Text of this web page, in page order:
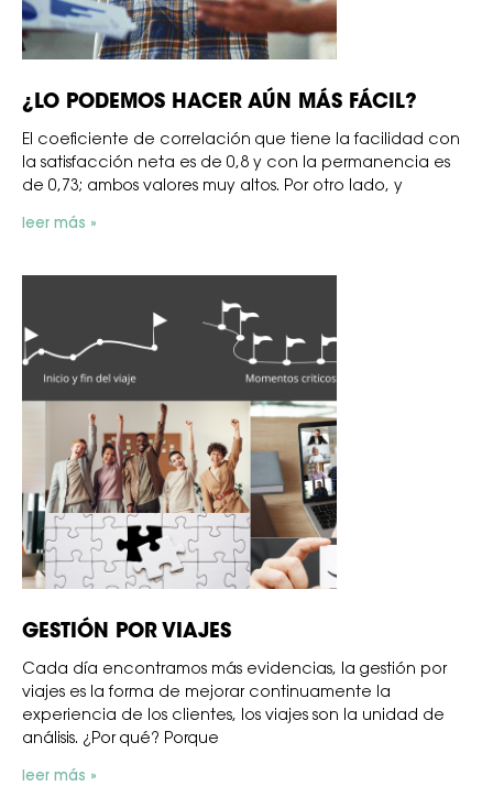
¿LO PODEMOS HACER AÚN MÁS FÁCIL?
El coeficiente de correlación que tiene la facilidad con
la satisfacción neta es de 0,8 y con la permanencia es
de 0,73; ambos valores muy altos. Por otro lado, y
leer más »
GESTIÓN POR VIAJES
Cada día encontramos más evidencias, la gestión por
viajes es la forma de mejorar continuamente la
experiencia de los clientes, los viajes son la unidad de
análisis. ¿Por qué? Porque
leer más »